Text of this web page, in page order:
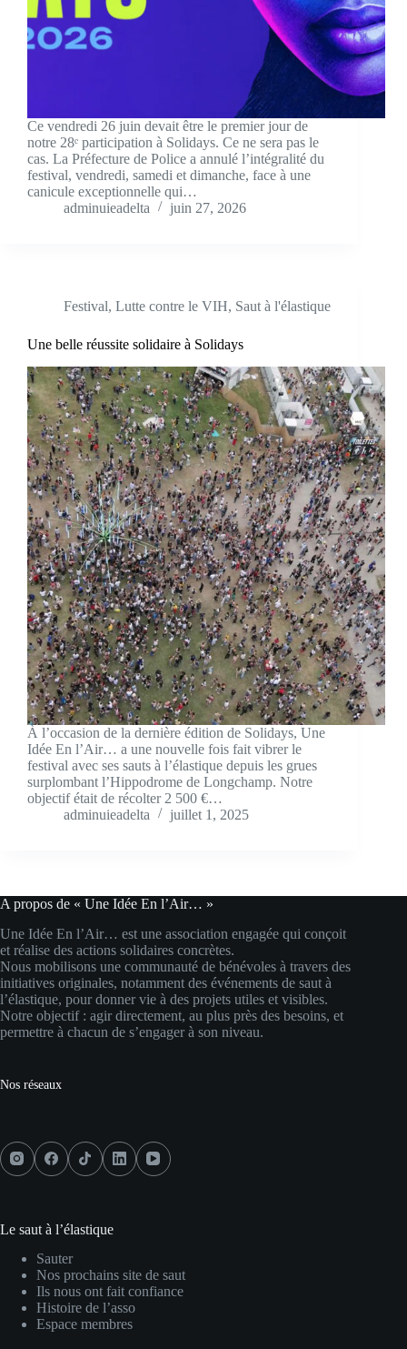
Ce vendredi 26 juin devait être le premier jour de
notre 28ᵉ participation à Solidays. Ce ne sera pas le
cas. La Préfecture de Police a annulé l’intégralité du
festival, vendredi, samedi et dimanche, face à une
canicule exceptionnelle qui…
adminuieadelta
juin 27, 2026
Festival, Lutte contre le VIH, Saut à l'élastique
Une belle réussite solidaire à Solidays
À l’occasion de la dernière édition de Solidays, Une
Idée En l’Air… a une nouvelle fois fait vibrer le
festival avec ses sauts à l’élastique depuis les grues
surplombant l’Hippodrome de Longchamp. Notre
objectif était de récolter 2 500 €…
adminuieadelta
juillet 1, 2025
A propos de « Une Idée En l’Air… »
Une Idée En l’Air… est une association engagée qui conçoit
et réalise des actions solidaires concrètes.
Nous mobilisons une communauté de bénévoles à travers des
initiatives originales, notamment des événements de saut à
l’élastique, pour donner vie à des projets utiles et visibles.
Notre objectif : agir directement, au plus près des besoins, et
permettre à chacun de s’engager à son niveau.
Nos réseaux
Le saut à l’élastique
Sauter
Nos prochains site de saut
Ils nous ont fait confiance
Histoire de l’asso
Espace membres